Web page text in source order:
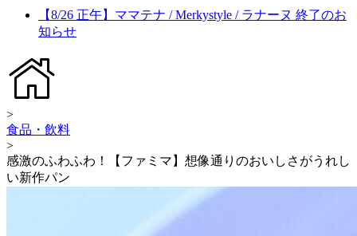
【8/26 正午】ママテナ / Merkystyle / ラナーヌ 終了のお
知らせ
>
食品・飲料
>
感激のふわふわ！【ファミマ】想像通りのおいしさがうれし
い新作パン